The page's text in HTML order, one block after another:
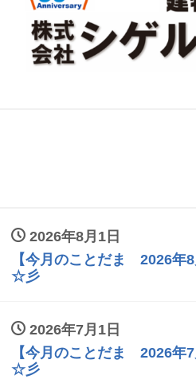
2026年8月1日
【今月のことだま 2026
☆彡
2026年7月1日
【今月のことだま 2026
☆彡